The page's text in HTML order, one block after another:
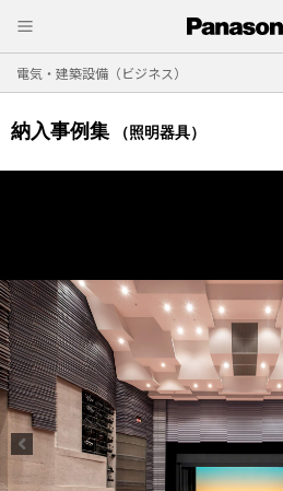
電気・建築設備（ビジネス）
納入事例集 （照明器具）